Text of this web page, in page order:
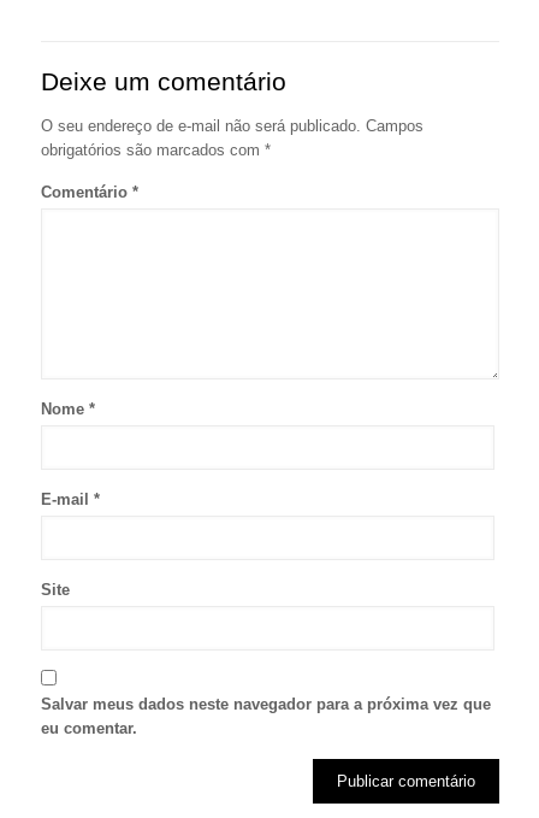
Deixe um comentário
O seu endereço de e-mail não será publicado. Campos
obrigatórios são marcados com *
Comentário *
Nome *
E-mail *
Site
Salvar meus dados neste navegador para a próxima vez que
eu comentar.